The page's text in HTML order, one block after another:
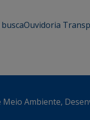
Ouvidoria
Meio Ambiente,